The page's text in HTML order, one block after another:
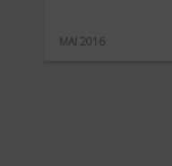
MAI 2016